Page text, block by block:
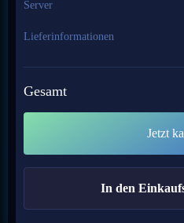
Server
Lieferinformationen
Gesamt
Jetzt
In den